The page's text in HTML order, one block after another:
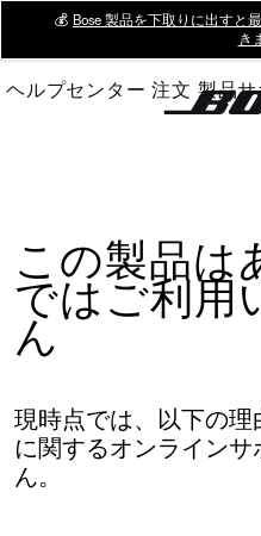
Main
💰 Bose 製品を下取りに出すと
き
ヘルプセンター 注文 製品
この製品は
ではご利用
ん
現時点では、以下の
に関するオンライン
ん。